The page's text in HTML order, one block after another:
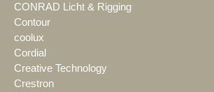
CONRAD Licht & Rigging
Contour
coolux
Cordial
Creative Technology
Crestron